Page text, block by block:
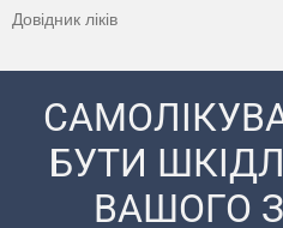
Довідник ліків
БУТИ
ВАШОГО